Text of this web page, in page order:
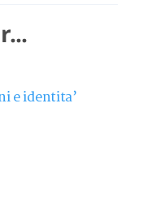
e identita’